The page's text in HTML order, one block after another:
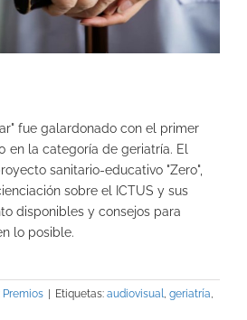
fue galardonado con el primer
en la categoría de geriatría. El
sanitario-educativo "Zero",
sobre el ICTUS y sus
disponibles y consejos para
lo posible.
Premios Etiquetas: audiovisual, geriatría,